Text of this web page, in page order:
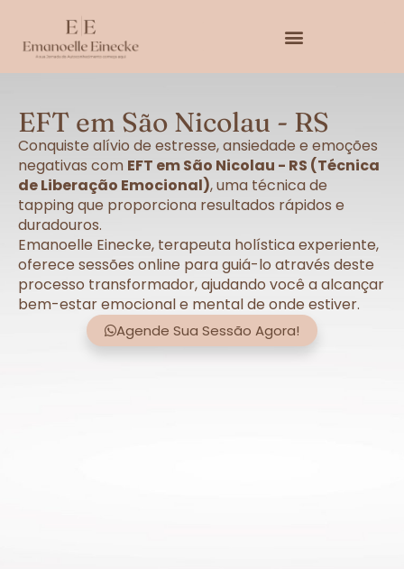
EFT em São Nicolau - RS
Conquiste alívio de estresse, ansiedade e emoções
negativas com EFT em São Nicolau - RS (Técnica
de Liberação Emocional), uma técnica de
tapping que proporciona resultados rápidos e
duradouros.
Emanoelle Einecke, terapeuta holística experiente,
oferece sessões online para guiá-lo através deste
processo transformador, ajudando você a alcançar
bem-estar emocional e mental de onde estiver.
Agende Sua Sessão Agora!